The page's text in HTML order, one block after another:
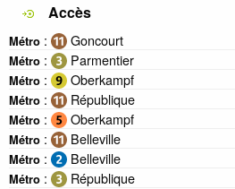
Accès
Métro : Goncourt
Métro : Parmentier
Métro : Oberkampf
Métro : République
Métro : Oberkampf
Métro : Belleville
Métro : Belleville
Métro : République